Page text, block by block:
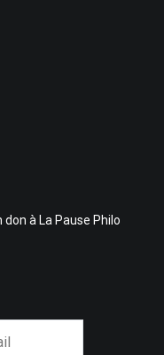
à La Pause Philo